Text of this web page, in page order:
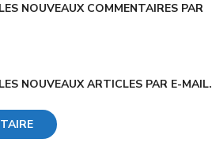
NOUVEAUX COMMENTAIRES PAR
NOUVEAUX ARTICLES PAR E-MAIL.